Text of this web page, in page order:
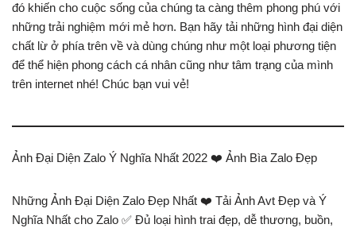
đó khiến cho cuộc sống của chúng ta càng thêm phong phú với
những trải nghiệm mới mẻ hơn. Bạn hãy tải những hình đại diện
chất lừ ở phía trên về và dùng chúng như một loại phương tiện
để thể hiện phong cách cá nhân cũng như tâm trạng của mình
trên internet nhé! Chúc bạn vui vẻ!
Ảnh Đại Diện Zalo Ý Nghĩa Nhất 2022 ❤️ Ảnh Bìa Zalo Đẹp
Những Ảnh Đại Diện Zalo Đẹp Nhất ❤️ Tải Ảnh Avt Đẹp và Ý
Nghĩa Nhất cho Zalo ✅ Đủ loại hình trai đẹp, dễ thương, buồn,